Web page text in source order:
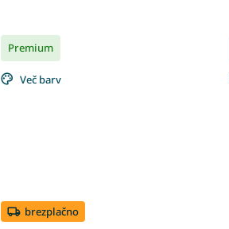
Premium
Več barv
brezplačno